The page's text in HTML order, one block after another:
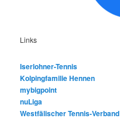
Links
Iserlohner-Tennis
Kolpingfamilie Hennen
mybigpoint
nuLiga
Westfälischer Tennis-Verband